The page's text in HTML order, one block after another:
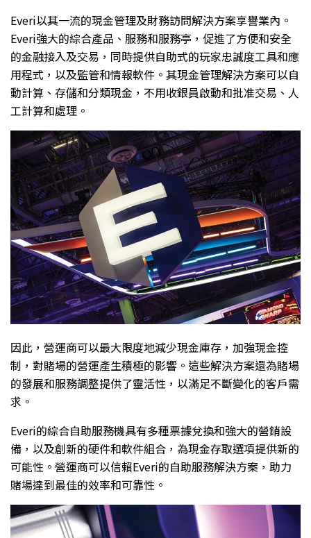
Everi以其一流的現金管理及財務訪問解決方案享譽業內。
Everi強大的綜合產品、服務和服務亭，促進了方便和安全
的金融接入及交易，同時提供自助式的玩家忠誠度工具和應
用程式，以及監管和情報軟件。其現金管理解決方案可以自
動計算、存儲和分類現金，不用收銀員啟動和批准交易、人
工計算和處理。
因此，營運商可以最大限度地減少現金庫存，加強現金控
制，對賭場的營運產生積極的影響。這些解決方案還為賭場
的發展和服務調整提供了靈活性，以滿足不斷變化的客戶需
求。
Everi的綜合自助服務機具有多種票據兌換和強大的營銷設
備，以及創新的硬件和軟件組合，為現金存取選項提供新的
可能性。營運商可以信賴Everi的自助服務解決方案，助力
賭場達到最佳的效率和可靠性。